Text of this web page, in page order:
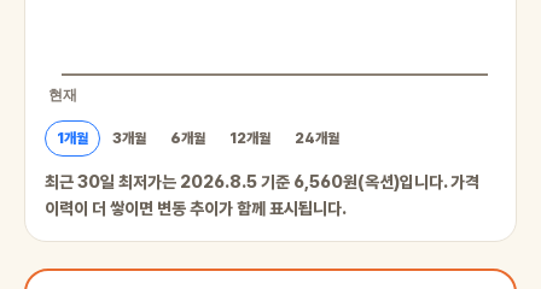
1개월 3개월 6개월 12개월 24개월
최근 30일 최저가는 2026.8.5 기준 6,560원(옥션)입니다. 가격
이력이 더 쌓이면 변동 추이가 함께 표시됩니다.